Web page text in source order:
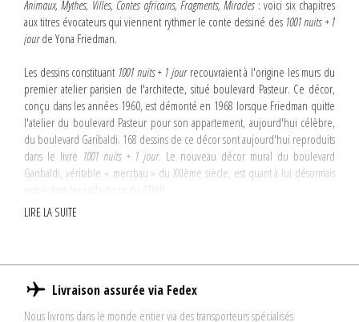
Animaux, Mythes, Villes, Contes africains, Fragments, Miracles : voici six chapitres
aux titres évocateurs qui viennent rythmer le conte dessiné des 1001 nuits + 1
jourde Yona Friedman.
Les dessins constituant 1001 nuits + 1 jour recouvraient à l'origine les murs du
premier atelier parisien de l'architecte, situé boulevard Pasteur. Ce décor,
conçu dans les années 1960, est démonté en 1968 lorsque Friedman quitte
l'atelier du boulevard Pasteur pour son appartement, aujourd'hui célèbre,
du boulevard Garibaldi. 168 dessins de ce décor sont aujourd'hui reproduits
dans le livre 1001 nuits + 1 jour. Le nouveau décor mural du boulevard
Garibaldi, véritable « merzbau » du XXIème siècle, est quant à lui désormais
entré dans les collections du CNAP.
propre monde, pour m'approprier mon cadre de vie. Je suis convaincu que
chacun peut en faire autant » confirme Yona Friedman. Cette idée que
LIRE LA SUITE
Livraison assurée via Fedex
Nous livrons dans le monde entier via des transporteurs spécialisés